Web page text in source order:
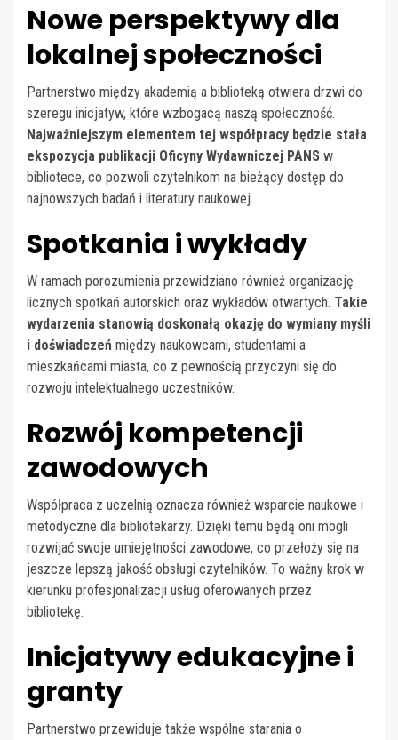
Nowe perspektywy dla
lokalnej społeczności
Partnerstwo między akademią a biblioteką otwiera drzwi do
szeregu inicjatyw, które wzbogacą naszą społeczność.
Najważniejszym elementem tej współpracy będzie stała
ekspozycja publikacji Oficyny Wydawniczej PANS w
bibliotece, co pozwoli czytelnikom na bieżący dostęp do
najnowszych badań i literatury naukowej.
Spotkania i wykłady
W ramach porozumienia przewidziano również organizację
licznych spotkań autorskich oraz wykładów otwartych. Takie
wydarzenia stanowią doskonałą okazję do wymiany myśli
i doświadczeń między naukowcami, studentami a
mieszkańcami miasta, co z pewnością przyczyni się do
rozwoju intelektualnego uczestników.
Rozwój kompetencji
zawodowych
Współpraca z uczelnią oznacza również wsparcie naukowe i
metodyczne dla bibliotekarzy. Dzięki temu będą oni mogli
rozwijać swoje umiejętności zawodowe, co przełoży się na
jeszcze lepszą jakość obsługi czytelników. To ważny krok w
kierunku profesjonalizacji usług oferowanych przez
bibliotekę.
Inicjatywy edukacyjne i
granty
Partnerstwo przewiduje także wspólne starania o